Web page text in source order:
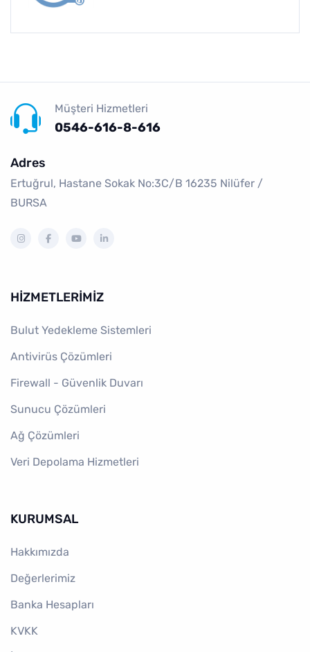
Müşteri Hizmetleri
0546-616-8-616
Adres
Ertuğrul, Hastane Sokak No:3C/B 16235 Ni̇lüfer /
BURSA
HIZMETLERIMIZ
Bulut Yedekleme Sistemleri
Antivirüs Çözümleri
Firewall - Güvenlik Duvarı
Sunucu Çözümleri
Ağ Çözümleri
Veri Depolama Hizmetleri
KURUMSAL
Hakkımızda
Değerlerimiz
Banka Hesapları
KVKK